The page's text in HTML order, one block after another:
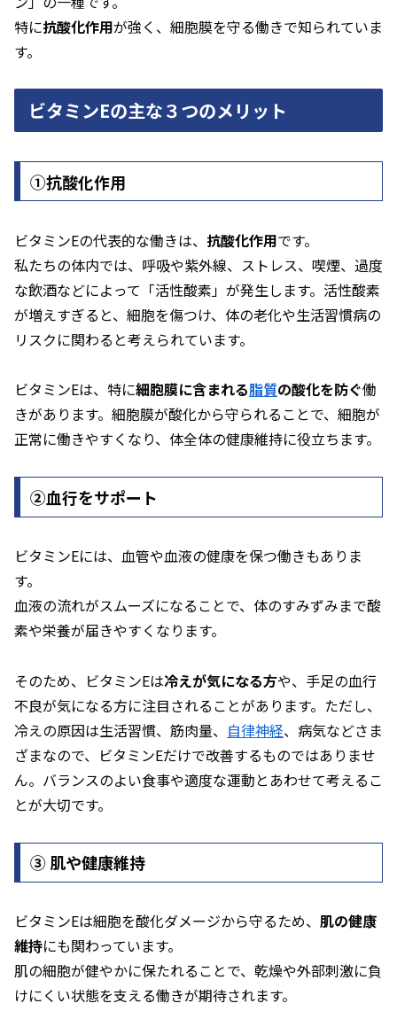
特に抗酸化作用が強く、細胞膜を守る働きで知られていま
す。
ビタミンEの主な３つのメリット
①抗酸化作用
ビタミンEの代表的な働きは、 抗酸化作用です。
私たちの体内では、呼吸や紫外線、ストレス、喫煙、過度
な飲酒などによって「活性酸素」が発生します。活性酸素
が増えすぎると、細胞を傷つけ、体の老化や生活習慣病の
リスクに関わると考えられています。
ビタミンEは、特に細胞膜に含まれる脂質の酸化を防ぐ働
きがあります。細胞膜が酸化から守られることで、細胞が
正常に働きやすくなり、体全体の健康維持に役立ちます。
②血行をサポート
ビタミンEには、血管や血液の健康を保つ働きもありま
す。
血液の流れがスムーズになることで、体のすみずみまで酸
素や栄養が届きやすくなります。
そのため、ビタミンEは冷えが気になる方や、手足の血行
不良が気になる方に注目されることがあります。ただし、
冷えの原因は生活習慣、筋肉量、 自律神経、病気などさま
ざまなので、ビタミンEだけで改善するものではありませ
ん。バランスのよい食事や適度な運動とあわせて考えるこ
とが大切です。
➂ 肌や健康維持
ビタミンEは細胞を酸化ダメージから守るため、 肌の健康
維持にも関わっています。
肌の細胞が健やかに保たれることで、乾燥や外部刺激に負
けにくい状態を支える働きが期待されます。